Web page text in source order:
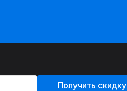
Получить скидку